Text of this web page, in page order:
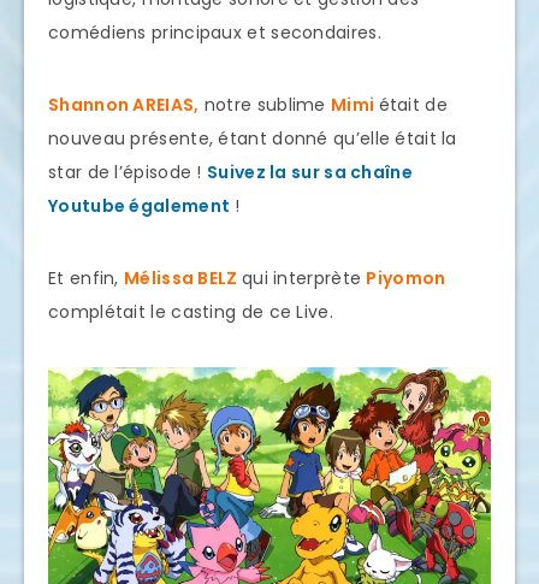
comédiens principaux et secondaires.
Shannon AREIAS, notre sublime Mimi était de
nouveau présente, étant donné qu’elle était la
star de l’épisode ! Suivez la sur sa chaîne
Youtube également !
Et enfin, Mélissa BELZ qui interprète Piyomon
complétait le casting de ce Live.